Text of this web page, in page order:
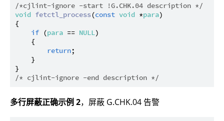
/*cjlint-ignore -start !G.CHK.04 description */
void fetctl_process(const void *para)
{
if (para == NULL)
    {
return;
    }
/* cjlint-ignore -end description */
多行屏蔽正确示例 2，屏蔽 G.CHK.04 告警